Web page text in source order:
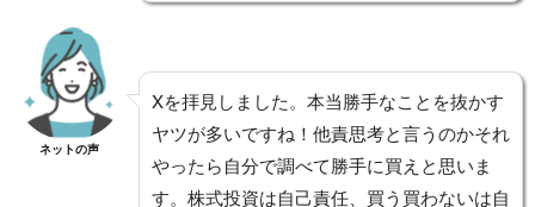
ネットの声
Xを拝見しました。本当勝手なことを抜かす
ヤツが多いですね！他責思考と言うのかそれ
やったら自分で調べて勝手に買えと思いま
す。株式投資は自己責任、買う買わないは自